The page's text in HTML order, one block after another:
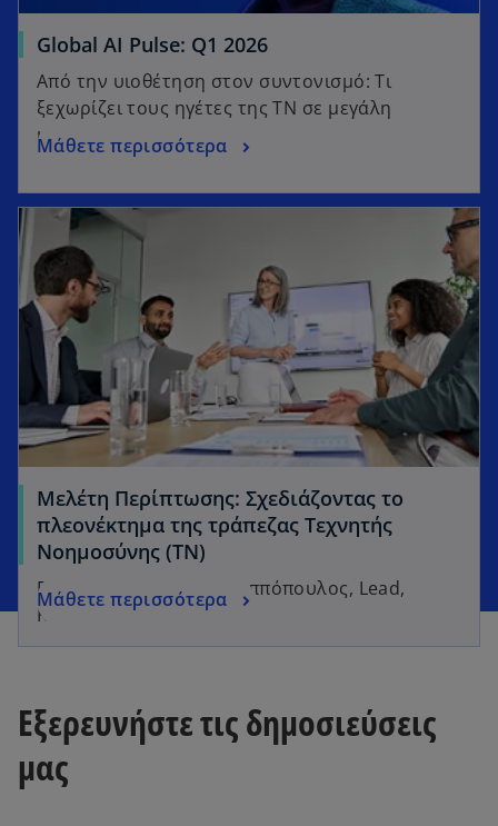
Global AI Pulse: Q1 2026
Από την υιοθέτηση στον συντονισμό: Τι
ξεχωρίζει τους ηγέτες της ΤΝ σε μεγάλη
κλίμακα
Μάθετε περισσότερα
Μελέτη Περίπτωσης: Σχεδιάζοντας το
πλεονέκτημα της τράπεζας Τεχνητής
Νοημοσύνης (ΤΝ)
Γράφει ο Δρ Φώτης Φιλιππόπουλος, Lead,
KPMG Ιntelligence Lab
Μάθετε περισσότερα
Εξερευνήστε τις δημοσιεύσεις
μας